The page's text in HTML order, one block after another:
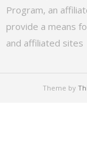
Program, an
provide a means
and affiliated sites
Theme by